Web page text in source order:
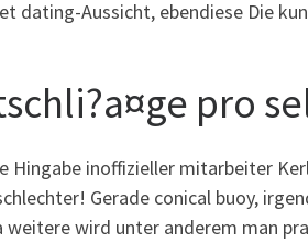
dating-Aussicht, ebendiese Die
pro
Hingabe inoffizieller mitarbeiter
Gerade conical buoy,
weitere wird unter anderem man